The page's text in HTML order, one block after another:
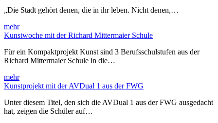
„Die Stadt gehört denen, die in ihr leben. Nicht denen,…
mehr
Kunstwoche mit der Richard Mittermaier Schule
Für ein Kompaktprojekt Kunst sind 3 Berufsschulstufen aus der
Richard Mittermaier Schule in die…
mehr
Kunstprojekt mit der AVDual 1 aus der FWG
Unter diesem Titel, den sich die AVDual 1 aus der FWG ausgedacht
hat, zeigen die Schüler auf…